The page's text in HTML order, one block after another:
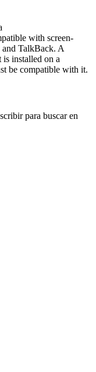
with screen-
TalkBack. A
is installed on a
be compatible with it.
para buscar en